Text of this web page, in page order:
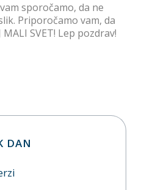
sporočamo, da ne
Priporočamo vam, da
SVET! Lep pozdrav!
DAN